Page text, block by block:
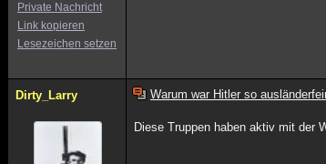
Private Nachricht
Link kopieren
Lesezeichen setzen
Dirty_Larry Warum war Hitler so
Diese Truppen haben aktiv mit der